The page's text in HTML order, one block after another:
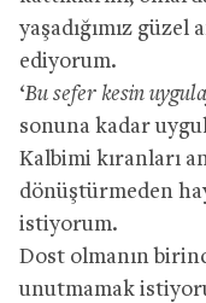
yaşadığımız güzel
ediyorum.
‘Bu sefer kesin
sonuna kadar
Kalbimi kıranları
dönüştürmeden
istiyorum.
Dost olmanın
unutmamak